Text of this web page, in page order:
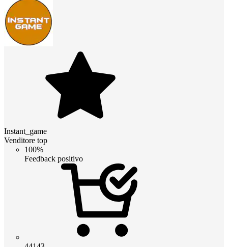
Instant_game
Venditore top
100%
Feedback positivo